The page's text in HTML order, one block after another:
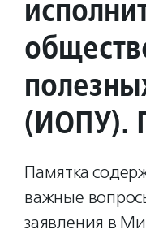
(ИОПУ).
Памятка
важные
заявления в